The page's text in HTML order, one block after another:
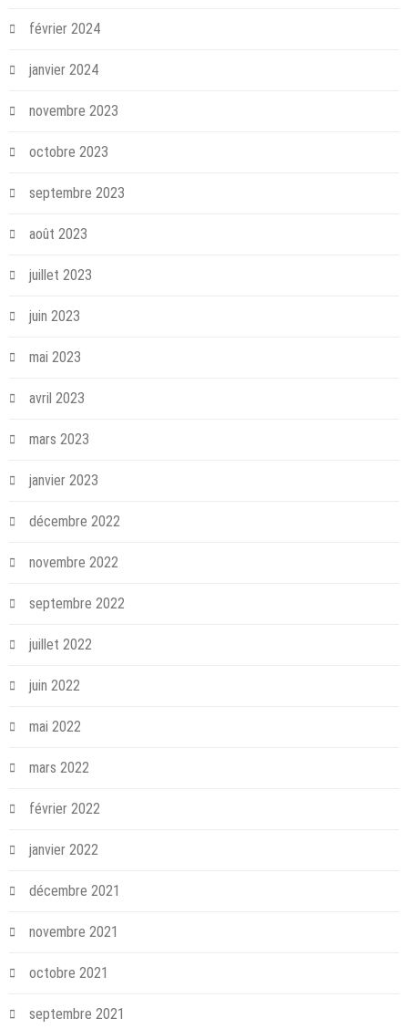
février 2024
janvier 2024
novembre 2023
octobre 2023
septembre 2023
août 2023
juillet 2023
juin 2023
mai 2023
avril 2023
mars 2023
janvier 2023
décembre 2022
novembre 2022
septembre 2022
juillet 2022
juin 2022
mai 2022
mars 2022
février 2022
janvier 2022
décembre 2021
novembre 2021
octobre 2021
septembre 2021